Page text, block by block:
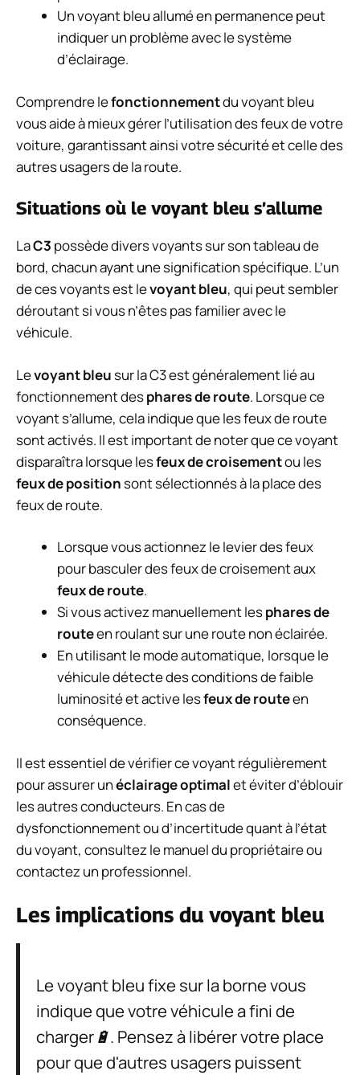
Un voyant bleu allumé en permanence peut
indiquer un problème avec le système
d’éclairage.
Comprendre lefonctionnementdu voyant bleu
vous aide à mieux gérer l’utilisation des feux de votre
voiture, garantissant ainsi votre sécurité et celle des
autres usagers de la route.
Situations où le voyant bleu s’allume
LaC3 possède divers voyants sur son tableau de
bord, chacun ayant une signification spécifique. L’un
de ces voyants est levoyant bleu, qui peut sembler
déroutant si vous n’êtes pas familier avec le
véhicule.
Levoyant bleusur la C3 est généralement lié au
fonctionnement desphares de route. Lorsque ce
voyant s’allume, cela indique que les feux de route
sont activés. Il est important de noter que ce voyant
disparaîtra lorsque lesfeux de croisementou les
feux de positionsont sélectionnés à la place des
feux de route.
Lorsque vous actionnez le levier des feux
pour basculer des feux de croisement aux
feux de route.
Si vous activez manuellement lesphares de
routeen roulant sur une route non éclairée.
En utilisant le mode automatique, lorsque le
véhicule détecte des conditions de faible
luminosité et active lesfeux de routeen
conséquence.
Il est essentiel de vérifier ce voyant régulièrement
pour assurer unéclairage optimalet éviter d’éblouir
les autres conducteurs. En cas de
dysfonctionnement ou d’incertitude quant à l’état
du voyant, consultez le manuel du propriétaire ou
contactez un professionnel.
Les implications du voyant bleu
Le voyant bleu fixe sur la borne vous
indique que votre véhicule a fini de
charger🔋. Pensez à libérer votre place
pour que d'autres usagers puissent